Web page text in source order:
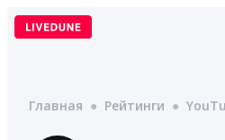
Перейти
Главная ● Рейтинги ●